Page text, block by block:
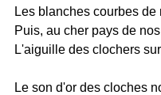
Les blanches courbes de
Puis, au cher pays de
L'aiguille des clochers
Le son d'or des cloches